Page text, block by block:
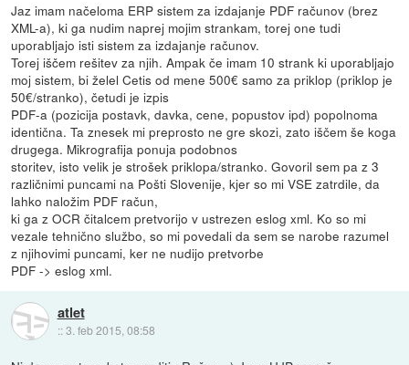
Jaz imam načeloma ERP sistem za izdajanje PDF računov (brez
XML-a), ki ga nudim naprej mojim strankam, torej one tudi
uporabljajo isti sistem za izdajanje računov.
Torej iščem rešitev za njih. Ampak če imam 10 strank ki uporabljajo
moj sistem, bi želel Cetis od mene 500€ samo za priklop (priklop je
50€/stranko), četudi je izpis
PDF-a (pozicija postavk, davka, cene, popustov ipd) popolnoma
identična. Ta znesek mi preprosto ne gre skozi, zato iščem še koga
drugega. Mikrografija ponuja podobnos
storitev, isto velik je strošek priklopa/stranko. Govoril sem pa z 3
različnimi puncami na Pošti Slovenije, kjer so mi VSE zatrdile, da
lahko naložim PDF račun,
ki ga z OCR čitalcem pretvorijo v ustrezen eslog xml. Ko so mi
vezale tehnično službo, so mi povedali da sem se narobe razumel
z njihovimi puncami, ker ne nudijo pretvorbe
PDF -> eslog xml.
atlet
::3. feb 2015, 08:58